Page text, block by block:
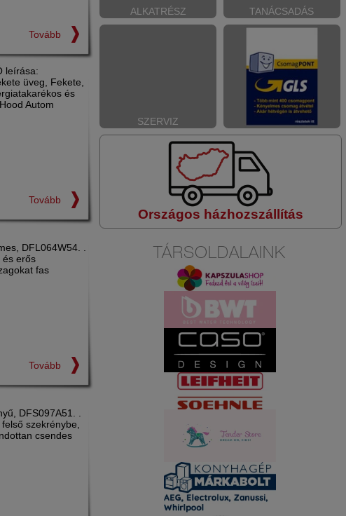
Tovább
leírása:
üveg, Fekete,
és
Autom
Tovább
DFL064W54. .
és erős
fas
Tovább
DFS097A51. .
szekrénybe,
csendes
ALKATRÉSZ TANÁCSADÁS
SZERVIZ
Országos házhozszállítás
TÁRSOLDALAINK